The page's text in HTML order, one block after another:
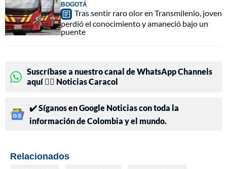
BOGOTÁ
Tras sentir raro olor en Transmilenio, joven
perdió el conocimiento y amaneció bajo un
puente
Suscríbase a nuestro canal de WhatsApp Channels
aquí 👉🏻 Noticias Caracol
✔️ Síganos en Google Noticias con toda la
información de Colombia y el mundo.
Relacionados